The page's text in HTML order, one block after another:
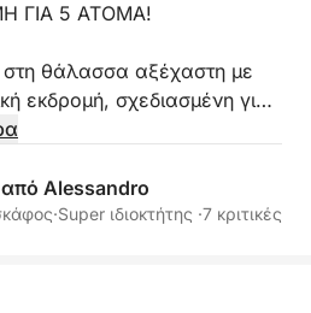
ΓΙΑ 5 ΑΤΟΜΑ!
θάλασσα αξέχαστη με
εκδρομή, σχεδιασμένη για
από μια απλή
μέλιτος, γενέθλια,
εκπληκτικές προτάσεις
ακτής της Σαρδηνίας.
Alessandro
·Super ιδιοκτήτης ·7 κριτικές